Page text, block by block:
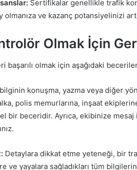
Sertifikalar genellikle trafik
ve kazanç potansiyelinizi
Olmak İçin
başarılı olmak için aşağıdaki
konuşma, yazma veya diğer
polis memurlarına, inşaat
bir beceridir. Ayrıca, ekibinize
Detaylara dikkat etme yeteneği, bir
ve yayalara sağladıkları tüm